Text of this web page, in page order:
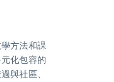
方法和課
化包容的
與社區、